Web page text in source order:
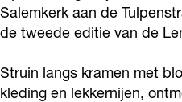
t
e
f
a
e
n
e
e
n
t
e
Salemkerk aan de
de tweede editie van de
Struin langs kramen met
kleding en lekkernijen,